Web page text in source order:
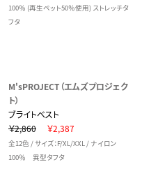
100％ (再生ペット50％使用) ストレッチタ
フタ
M'sPROJECT（エムズプロジェク
ト）
ブライトベスト
￥2,860
￥2,387
全12色 / サイズ：F/XL/XXL / ナイロン
100％ 異型タフタ